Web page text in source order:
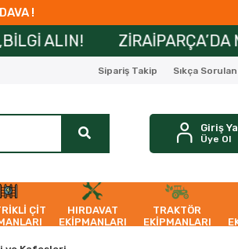
!
MAİL ORDER
Sipariş Takip Sıkça
Giriş
Üye Ol
ÇİT
HIRDAVAT
EKİPMANLARI
TRAKTÖR
EKİPMANLARI